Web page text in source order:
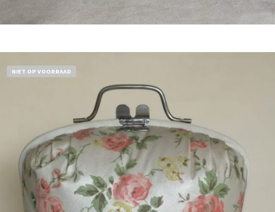
NIET OP VOORRAAD